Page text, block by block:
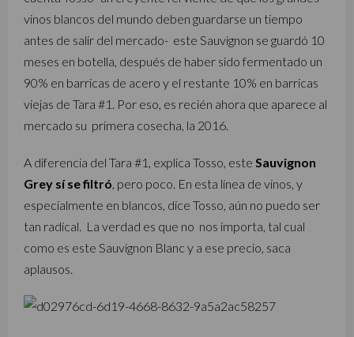
vinos blancos del mundo deben guardarse un tiempo
antes de salir del mercado- este Sauvignon se guardó 10
meses en botella, después de haber sido fermentado un
90% en barricas de acero y el restante 10% en barricas
viejas de Tara #1. Por eso, es recién ahora que aparece al
mercado su primera cosecha, la 2016.
A diferencia del Tara #1, explica Tosso, este Sauvignon
Grey sí se filtró , pero poco. En esta línea de vinos, y
especialmente en blancos, dice Tosso, aún no puedo ser
tan radical. La verdad es que no nos importa, tal cual
como es este Sauvignon Blanc y a ese precio, saca
aplausos.